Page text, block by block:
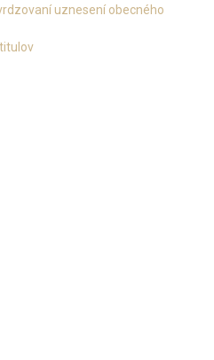
uznesení obecného